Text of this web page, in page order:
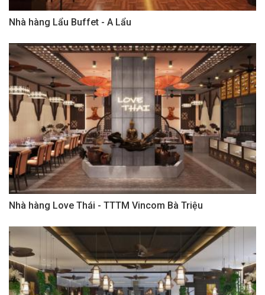
Nhà hàng Lẩu Buffet - A Lẩu
Nhà hàng Love Thái - TTTM Vincom Bà Triệu